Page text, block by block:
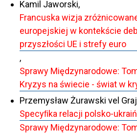
Kamil Jaworski,
Francuska wizja
europejskiej w kontekście
przyszłości UE i strefy euro
,
Sprawy Międzynarodowe:
Kryzys na świecie - świat w
Przemysław Żurawski vel
Specyﬁka relacji polsko-
Sprawy Międzynarodowe: